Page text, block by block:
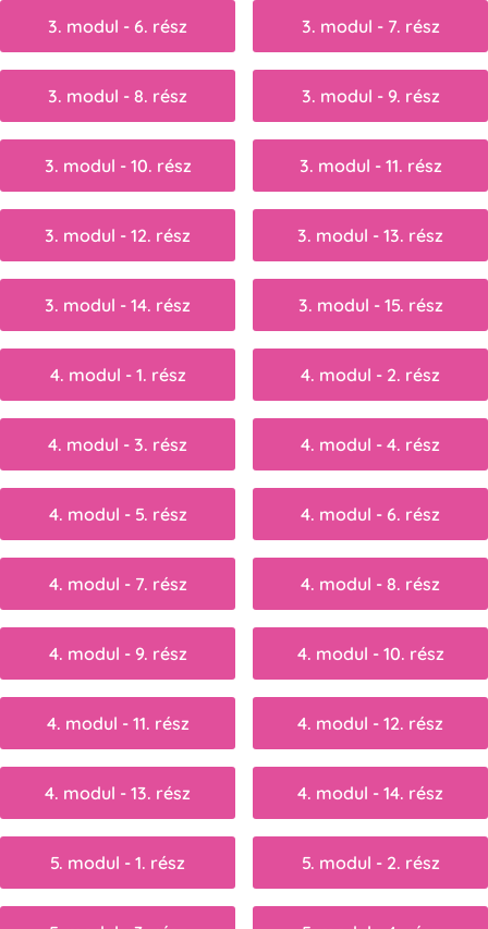
3. modul - 6. rész 3. modul - 7. rész
3. modul - 8. rész 3. modul - 9. rész
3. modul - 10. rész 3. modul - 11. rész
3. modul - 12. rész 3. modul - 13. rész
3. modul - 14. rész 3. modul - 15. rész
4. modul - 1. rész 4. modul - 2. rész
4. modul - 3. rész 4. modul - 4. rész
4. modul - 5. rész 4. modul - 6. rész
4. modul - 7. rész 4. modul - 8. rész
4. modul - 9. rész 4. modul - 10. rész
4. modul - 11. rész 4. modul - 12. rész
4. modul - 13. rész 4. modul - 14. rész
5. modul - 1. rész 5. modul - 2. rész